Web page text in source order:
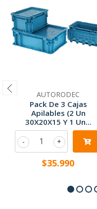
AUTORODEC
Pack De 3 Cajas
Apilables (2 Un
30X20X15 Y 1 Un...
+
-
$35.990